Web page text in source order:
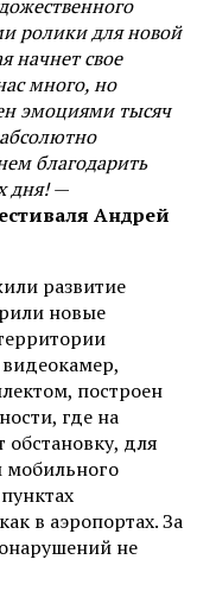
ролики для новой
начнет свое
много, но
эмоциями тысяч
благодарить
дня!—
Андрей
развитие
новые
построен
где на
обстановку, для
мобильного
в аэропортах. За
не